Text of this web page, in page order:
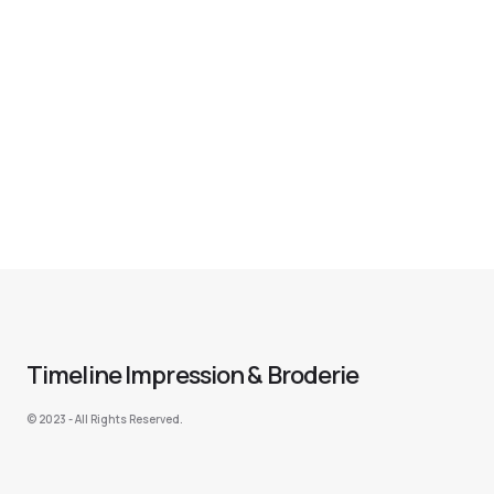
Timeline Impression & Broderie
©️ 2023 - All Rights Reserved.